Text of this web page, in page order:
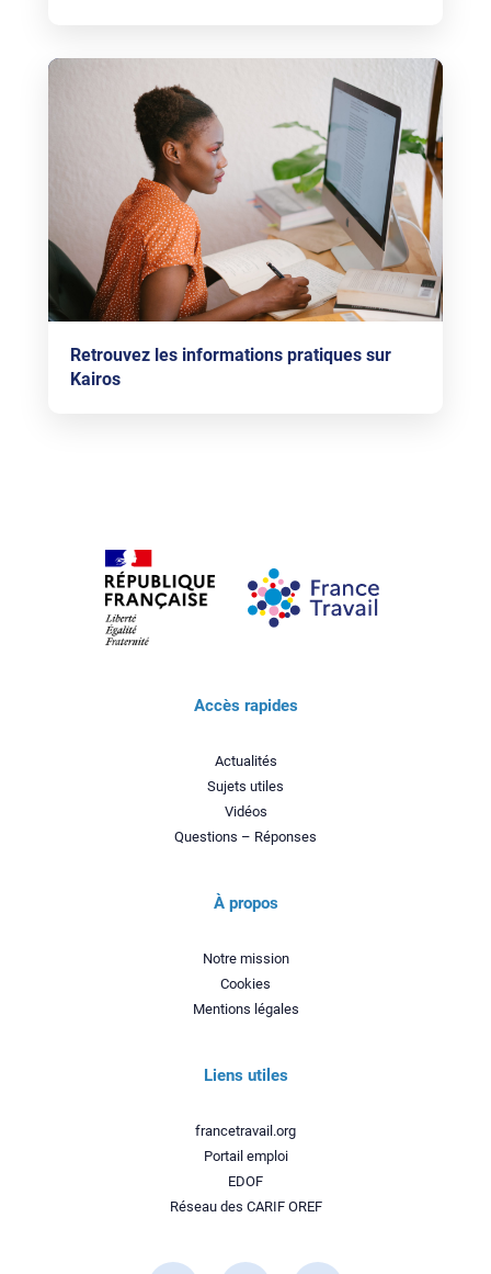
Retrouvez les informations pratiques sur
Kairos
Accès rapides
Actualités
Sujets utiles
Vidéos
Questions – Réponses
À propos
Notre mission
Cookies
Mentions légales
Liens utiles
francetravail.org
Portail emploi
EDOF
Réseau des CARIF OREF